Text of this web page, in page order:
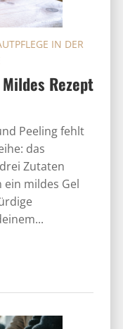
Rezept
IN DER
Peeling fehlt
das
Zutaten
mildes Gel